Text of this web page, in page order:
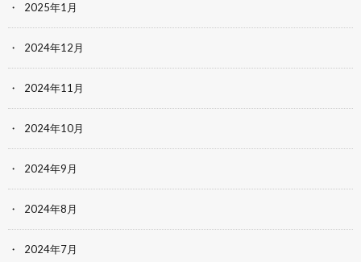
2025年1月
2024年12月
2024年11月
2024年10月
2024年9月
2024年8月
2024年7月